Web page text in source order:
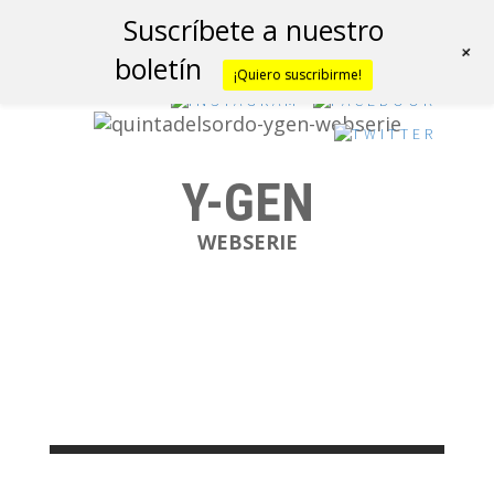
Y-GEN
WEBSERIE
Suscríbete a nuestro
boletín
¡Quiero suscribirme!
+